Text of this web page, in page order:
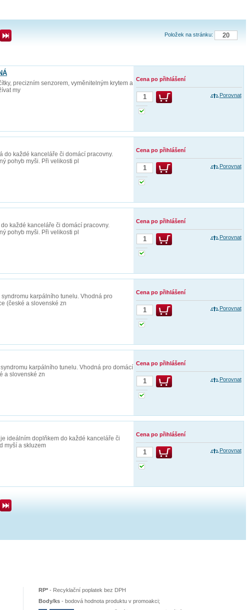
Položek na stránku:
precizním senzorem, vyměnitelným krytem a
my
Cena po přihlášení
Porovnat
do každé kanceláře či domácí pracovny.
pohyb myši. Při velikosti pl
Cena po přihlášení
Porovnat
každé kanceláře či domácí pracovny.
pohyb myši. Při velikosti pl
Cena po přihlášení
Porovnat
karpálního tunelu. Vhodná pro
(české a slovenské zn
Cena po přihlášení
Porovnat
karpálního tunelu. Vhodná pro domácí
a slovenské zn
Cena po přihlášení
Porovnat
ideálním doplňkem do každé kanceláře či
myší a skluzem
Cena po přihlášení
Porovnat
RP* - Recyklační poplatek bez DPH
Body/ks -bodová hodnota produktu v promoakci;